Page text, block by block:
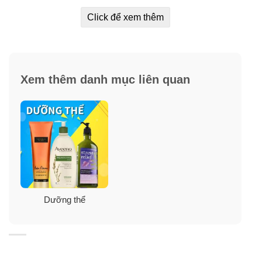
mang phong cách hương trái cây nhưng ấm áp. Pha
trộn hương hoa lan bãi biển, san hô, hoa kim ngân.
phong cách hương hoa mát mẻ.
Oasis Blooms: hương hoa cam thiên nhiên nhẹ nhàng
có xíu xạ hương, dừa dìu dịu, da diết refresh sảng khoái
lắm luôn. Nàng như đang ngồi trên bãi cát mịn sau khi
hòa mình vào làn nước biển, ngắm hoàng hôn và nghe
tiếng sóng vỗ rì rào cùng hương hoa cam phảng phất
nhè nhẹ. Vô cùng dễ chịu cho những ngày hè. Phong
cách: thanh thoát tự nhiên, thoải mái, phóng khoáng,
Citrus Chill
Click để xem thêm
Xem thêm danh mục liên quan
Dưỡng thể